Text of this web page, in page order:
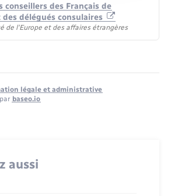
conseillers des Français de
délégués consulaires
de l'Europe et des affaires étrangères
légale et administrative
baseo.io
aussi